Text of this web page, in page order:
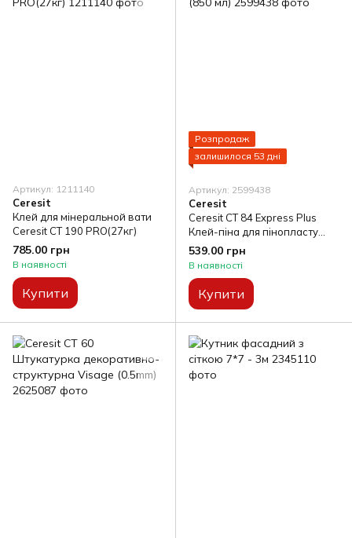
Артикул: 1211140
Ceresit
Клей для мінеральной вати
Ceresit CT 190 PRO(27кг)
785.00 грн
В наявності
Купити
Розпродаж
залишилося 53 дні
Артикул: 2599438
Ceresit
Ceresit CТ 84 Express Plus
Клей-піна для пінопласту
(850 мл)
539.00 грн
В наявності
Купити